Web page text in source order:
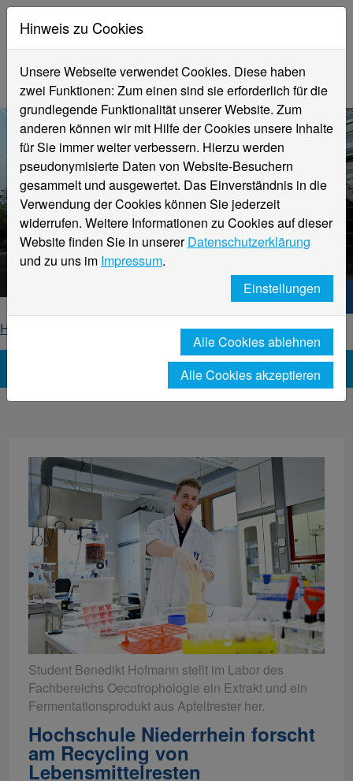
Aktuelle Meldungen
Hochschule Niederrhein
Hochschule Niederrhein. Dein Weg.
Home
News-Detailseite
Student Benedikt Hofmann stellt im Labor des
Fachbereichs Oecotrophologie ein Extrakt und ein
Fermentationsprodukt aus Apfeltrester her.
Hochschule Niederrhein forscht
am Recycling von
Lebensmittelresten
Hinweis zu Cookies
Unsere Webseite verwendet Cookies. Diese haben
zwei Funktionen: Zum einen sind sie erforderlich für die
grundlegende Funktionalität unserer Website. Zum
anderen können wir mit Hilfe der Cookies unsere Inhalte
für Sie immer weiter verbessern. Hierzu werden
pseudonymisierte Daten von Website-Besuchern
gesammelt und ausgewertet. Das Einverständnis in die
Verwendung der Cookies können Sie jederzeit
widerrufen. Weitere Informationen zu Cookies auf dieser
Website finden Sie in unsererDatenschutzerklärung
und zu uns im Impressum.
Einstellungen
Alle Cookies ablehnen
Alle Cookies akzeptieren